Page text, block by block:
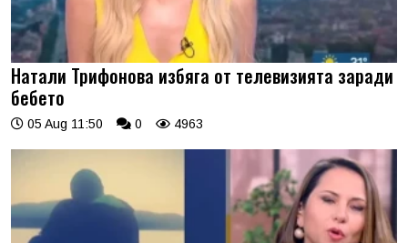
Натали Трифонова избяга от телевизията заради
бебето
05 Aug 11:50 0 4963